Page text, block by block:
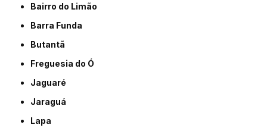
Bairro do Limão
Barra Funda
Butantã
Freguesia do Ó
Jaguaré
Jaraguá
Lapa